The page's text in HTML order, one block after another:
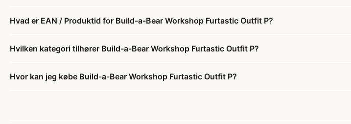
Hvad er EAN / Produktid for Build-a-Bear Workshop Furtastic Outfit P?
Hvilken kategori tilhører Build-a-Bear Workshop Furtastic Outfit P?
Hvor kan jeg købe Build-a-Bear Workshop Furtastic Outfit P?